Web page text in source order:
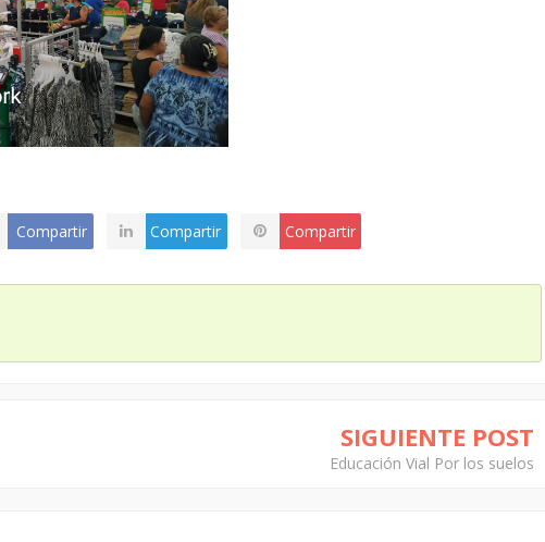
Compartir Compartir Compartir
SIGUIENTE POST
Educación Vial Por los suelos